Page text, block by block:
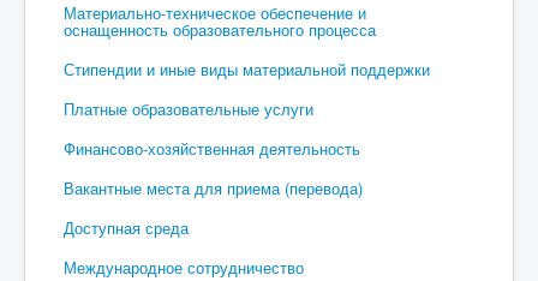
Материально-техническое обеспечение и
оснащенность образовательного процесса
Стипендии и иные виды материальной поддержки
Платные образовательные услуги
Финансово-хозяйственная деятельность
Вакантные места для приема (перевода)
Доступная среда
Международное сотрудничество